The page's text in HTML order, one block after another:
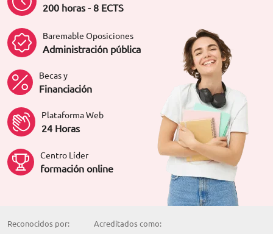
200 horas - 8 ECTS
Baremable Oposiciones
Administración pública
Becas y
Financiación
Plataforma Web
24 Horas
Centro Líder
formación online
Reconocidos por: Acreditados como: